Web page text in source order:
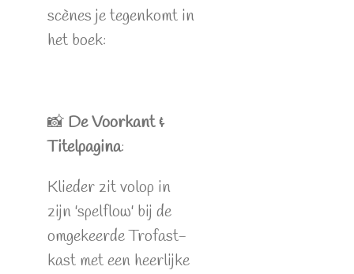
scènes je tegenkomt in
het boek:
📸 De Voorkant &
Titelpagina:
Klieder zit volop in
zijn 'spelflow' bij de
omgekeerde Trofast-
kast met een heerlijke